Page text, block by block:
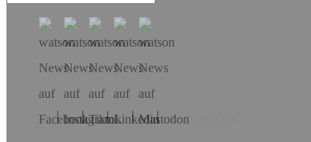
Hol dir die App!